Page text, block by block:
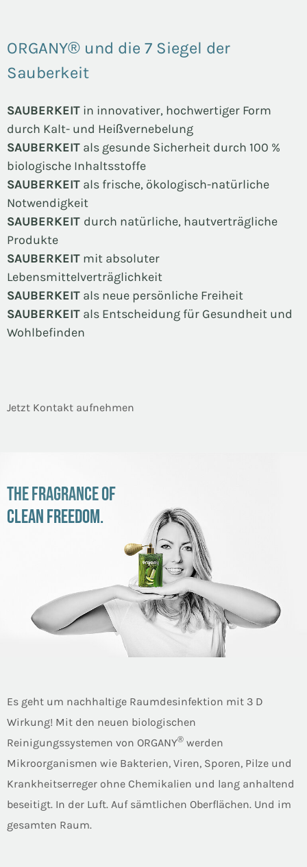
ORGANY® und die 7 Siegel der
Sauberkeit
SAUBERKEIT in innovativer, hochwertiger Form
durch Kalt- und Heißvernebelung
SAUBERKEIT als gesunde Sicherheit durch 100 %
biologische Inhaltsstoffe
SAUBERKEIT als frische, ökologisch-natürliche
Notwendigkeit
SAUBERKEIT durch natürliche, hautverträgliche
Produkte
SAUBERKEIT mit absoluter
Lebensmittelverträglichkeit
SAUBERKEIT als neue persönliche Freiheit
SAUBERKEIT als Entscheidung für Gesundheit und
Wohlbefinden
Jetzt Kontakt aufnehmen
THE FRAGRANCE OF
CLEAN FREEDOM.
Es geht um nachhaltige Raumdesinfektion mit 3 D
Wirkung! Mit den neuen biologischen
Reinigungssystemen von ORGANY® werden
Mikroorganismen wie Bakterien, Viren, Sporen, Pilze und
Krankheitserreger ohne Chemikalien und lang anhaltend
beseitigt. In der Luft. Auf sämtlichen Oberflächen. Und im
gesamten Raum.